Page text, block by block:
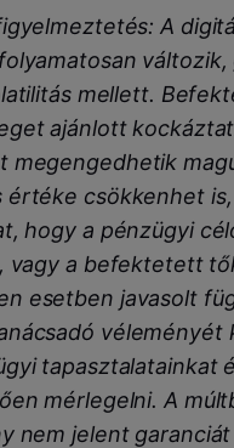
A
változik,
mellett.
ajánlott
megengedhetik
csökkenhet
hogy a pénzügyi
vagy a befektetett
esetben javasolt
véleményét
tapasztalatainkat
mérlegelni. A
nem jelent